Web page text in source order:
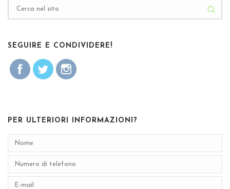
SEGUIRE E CONDIVIDERE!
PER ULTERIORI INFORMAZIONI?